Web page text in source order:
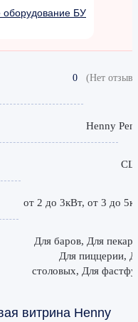
оборудование БУ
0 (Нет
Henny
от 2 до 3кВт, от 3 до
Для баров, Для
Для пиццерии,
столовых, Для
витрина Henny